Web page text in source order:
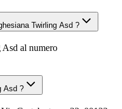
Twirling Asd ?
al numero
Asd ?